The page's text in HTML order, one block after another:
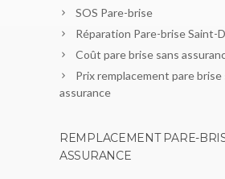
SOS Pare-brise
Réparation Pare-brise Saint-
Coût pare brise sans
Prix remplacement pare brise
assurance
REMPLACEMENT PARE-
ASSURANCE